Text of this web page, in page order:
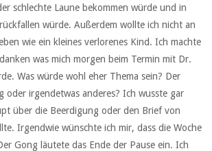
schlechte Laune bekommen würde und in
würde. Außerdem wollte ich nicht an
wie ein kleines verlorenes Kind. Ich machte
was mich morgen beim Termin mit Dr.
Was würde wohl eher Thema sein? Der
oder irgendetwas anderes? Ich wusste gar
über die Beerdigung oder den Brief von
Irgendwie wünschte ich mir, dass die Woche
Gong läutete das Ende der Pause ein. Ich